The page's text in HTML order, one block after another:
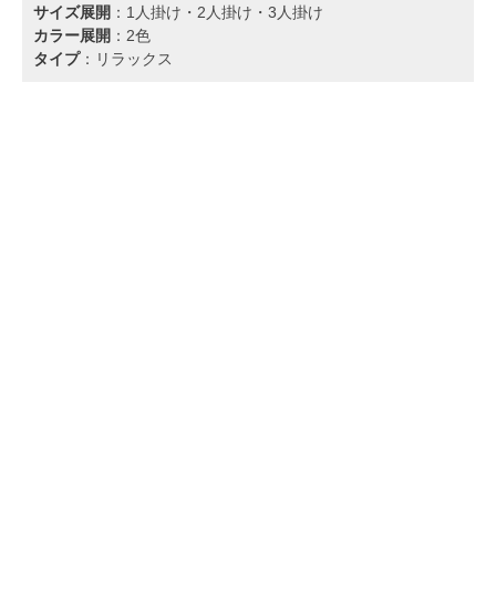
サイズ展開 ：1人掛け・2人掛け・3人掛け
カラー展開 ：2色
タイプ：リラックス